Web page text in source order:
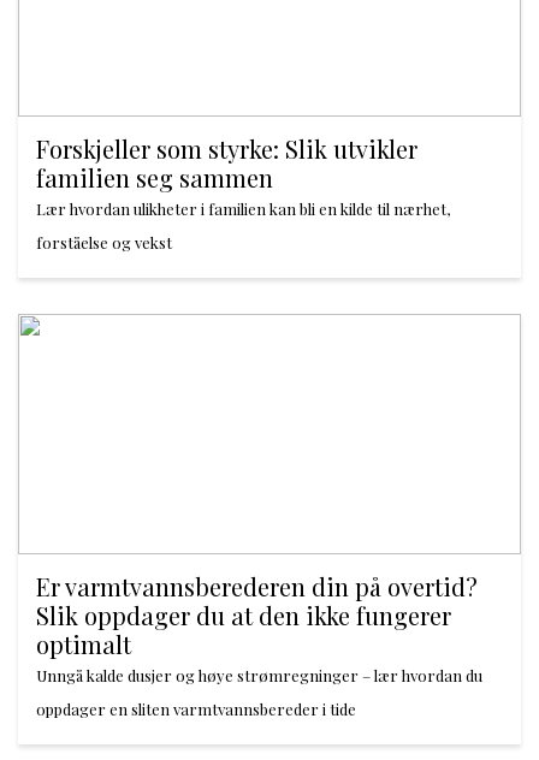
Forskjeller som styrke: Slik utvikler
familien seg sammen
Lær hvordan ulikheter i familien kan bli en kilde til nærhet,
forståelse og vekst
Er varmtvannsberederen din på overtid?
Slik oppdager du at den ikke fungerer
optimalt
Unngå kalde dusjer og høye strømregninger – lær hvordan du
oppdager en sliten varmtvannsbereder i tide